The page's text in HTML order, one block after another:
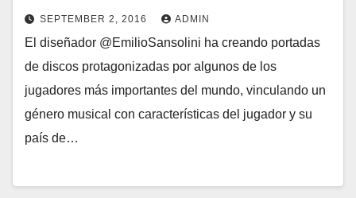
SEPTEMBER 2, 2016 ADMIN
El diseñador @EmilioSansolini ha creando portadas
de discos protagonizadas por algunos de los
jugadores más importantes del mundo, vinculando un
género musical con características del jugador y su
país de…